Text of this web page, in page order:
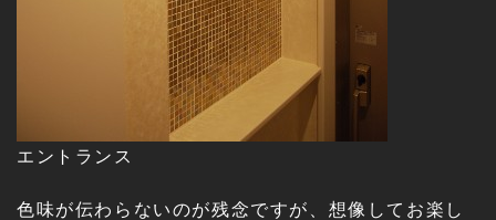
エントランス
色味が伝わらないのが残念ですが、想像してお楽し